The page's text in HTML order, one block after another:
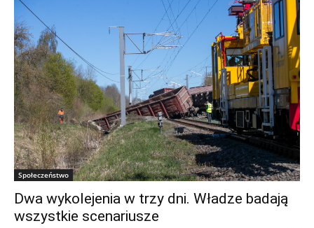
Społeczeństwo
Dwa wykolejenia w trzy dni. Władze badają
wszystkie scenariusze